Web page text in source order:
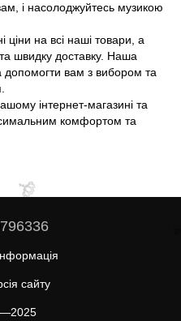
і насолоджуйтесь музикою
ціни на всі наші товари, а
швидку доставку. Наша
допомогти вам з вибором та
інтернет-магазині та
комфортом та
сайту
🌹